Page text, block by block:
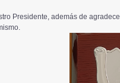
Presidente, además de